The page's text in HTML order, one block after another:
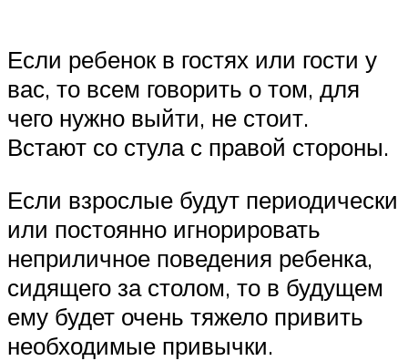
Если ребенок в гостях или гости у
вас, то всем говорить о том, для
чего нужно выйти, не стоит.
Встают со стула с правой стороны.
Если взрослые будут периодически
или постоянно игнорировать
неприличное поведения ребенка,
сидящего за столом, то в будущем
ему будет очень тяжело привить
необходимые привычки.